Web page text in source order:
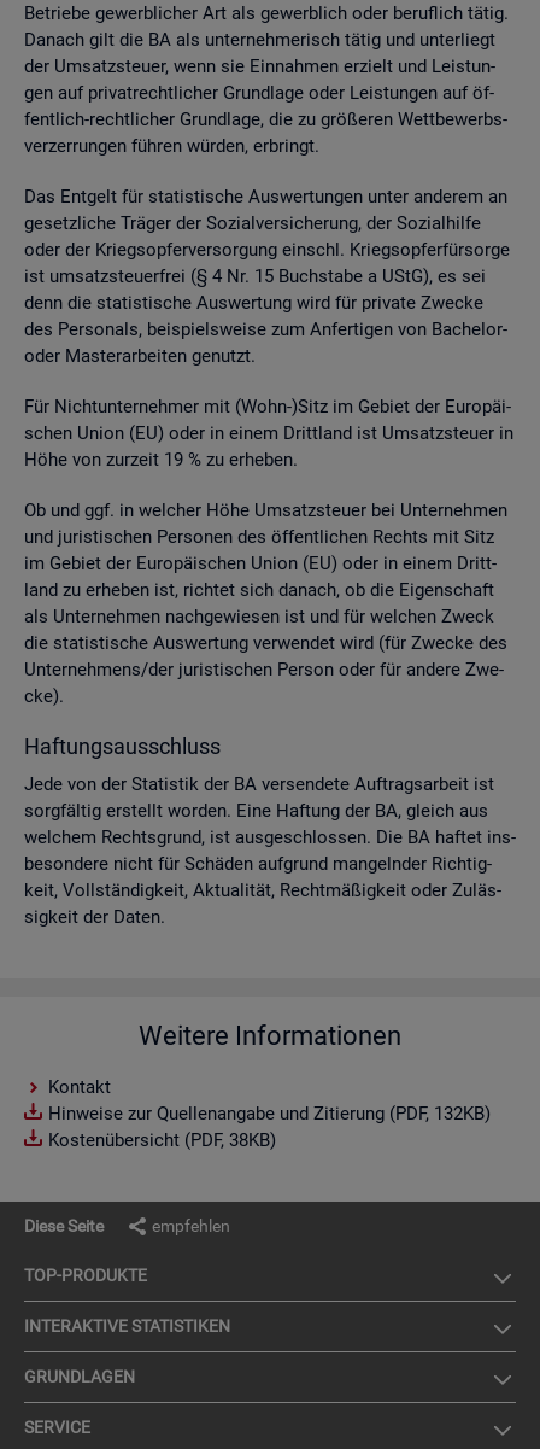
Be­trie­be ge­werb­li­cher Art als ge­werb­lich oder be­ruf­lich tätig.
Da­nach gilt die BA als un­ter­neh­me­risch tätig und un­ter­liegt
der Um­satz­steu­er, wenn sie Ein­nah­men er­zielt und Leis­tun­
gen auf pri­vat­recht­li­cher Grund­la­ge oder Leis­tun­gen auf öf­
fent­lich-recht­li­cher Grund­la­ge, die zu grö­ße­ren Wett­be­werbs­
ver­zer­run­gen füh­ren wür­den, er­bringt.
Das Ent­gelt für sta­tis­ti­sche Aus­wer­tun­gen unter an­de­rem an
ge­setz­li­che Trä­ger der So­zi­al­ver­si­che­rung, der So­zi­al­hil­fe
oder der Kriegs­op­fer­ver­sor­gung einschl. Kriegs­op­fer­für­sor­ge
ist um­satz­steu­er­frei (§ 4 Nr. 15 Buch­sta­be a UStG), es sei
denn die sta­tis­ti­sche Aus­wer­tung wird für pri­va­te Zwe­cke
des Per­so­nals, bei­spiels­wei­se zum An­fer­ti­gen von Ba­che­lor-
oder Mas­ter­ar­bei­ten ge­nutzt.
Für Nicht­un­ter­neh­mer mit (Wohn-)Sitz im Ge­biet der Eu­ro­päi­
schen Union (EU) oder in einem Dritt­land ist Um­satz­steu­er in
Höhe von zur­zeit 19 % zu er­he­ben.
Ob und ggf. in wel­cher Höhe Um­satz­steu­er bei Un­ter­neh­men
und ju­ris­ti­schen Per­so­nen des öf­fent­li­chen Rechts mit Sitz
im Ge­biet der Eu­ro­päi­schen Union (EU) oder in einem Dritt­
land zu er­he­ben ist, rich­tet sich da­nach, ob die Ei­gen­schaft
als Un­ter­neh­men nach­ge­wie­sen ist und für wel­chen Zweck
die sta­tis­ti­sche Aus­wer­tung ver­wen­det wird (für Zwe­cke des
Un­ter­neh­mens/der ju­ris­ti­schen Per­son oder für an­de­re Zwe­
cke).
Haf­tungs­aus­schluss
Jede von der Sta­tis­tik der BA ver­sen­de­te Auf­trags­ar­beit ist
sorg­fäl­tig er­stellt wor­den. Eine Haf­tung der BA, gleich aus
wel­chem Rechts­grund, ist aus­ge­schlos­sen. Die BA haf­tet ins­
be­son­de­re nicht für Schä­den auf­grund man­geln­der Rich­tig­
keit, Voll­stän­dig­keit, Ak­tua­li­tät, Recht­mä­ßig­keit oder Zu­läs­
sig­keit der Daten.
Weitere Informationen
Kontakt
Hinweise zur Quellenangabe und Zitierung (PDF, 132KB)
Kostenübersicht (PDF, 38KB)
Diese Seite empfehlen
TOP-PRO­DUK­TE
IN­TER­AK­TI­VE STA­TIS­TI­KEN
GRUND­LA­GEN
SER­VICE